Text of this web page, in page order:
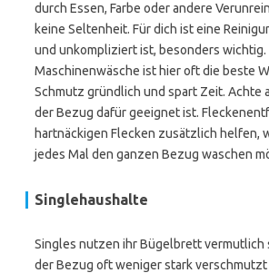
durch Essen, Farbe oder andere
keine Seltenheit. Für dich ist eine
und unkompliziert ist, besonders wichtig.
Maschinenwäsche ist hier oft die beste
Schmutz gründlich und spart Zeit. Achte
der Bezug dafür geeignet ist.
hartnäckigen Flecken zusätzlich helfen,
jedes Mal den ganzen Bezug waschen
Singlehaushalte
Singles nutzen ihr Bügelbrett vermutlich
der Bezug oft weniger stark verschmutzt